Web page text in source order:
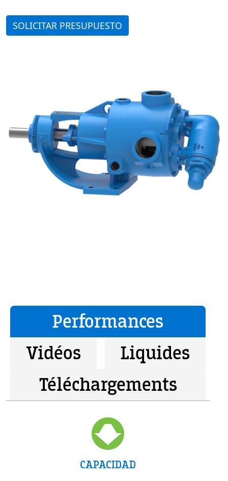
SOLICITAR PRESUPUESTO
Performances
Vidéos
Liquides
Téléchargements
CAPACIDAD